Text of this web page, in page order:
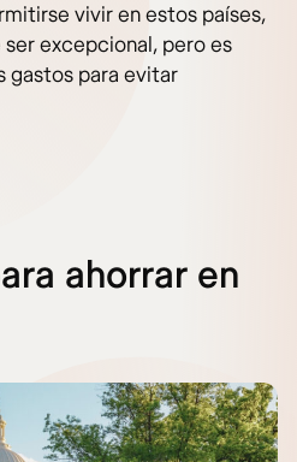
vivir en estos países,
excepcional, pero es
gastos para evitar
ahorrar en